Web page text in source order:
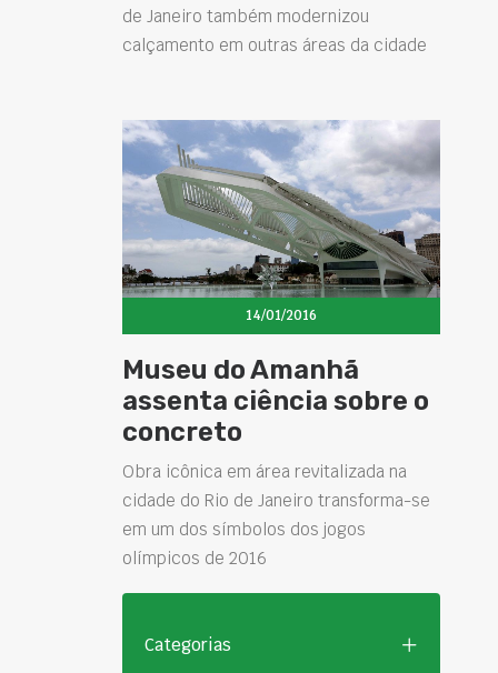
de Janeiro também modernizou
calçamento em outras áreas da cidade
14/01/2016
Museu do Amanhã
assenta ciência sobre o
concreto
Obra icônica em área revitalizada na
cidade do Rio de Janeiro transforma-se
em um dos símbolos dos jogos
olímpicos de 2016
Categorias